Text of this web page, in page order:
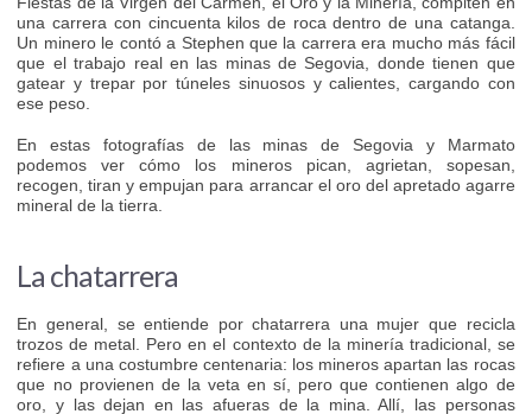
una carrera con cincuenta kilos de roca dentro de una catanga.
Un minero le contó a Stephen que la carrera era mucho más fácil
que el trabajo real en las minas de Segovia, donde tienen que
gatear y trepar por túneles sinuosos y calientes, cargando con
ese peso.
En estas fotografías de las minas de Segovia y Marmato
podemos ver cómo los mineros pican, agrietan, sopesan,
recogen, tiran y empujan para arrancar el oro del apretado agarre
mineral de la tierra.
La chatarrera
En general, se entiende por chatarrera una mujer que recicla
trozos de metal. Pero en el contexto de la minería tradicional, se
refiere a una costumbre centenaria: los mineros apartan las rocas
que no provienen de la veta en sí, pero que contienen algo de
oro, y las dejan en las afueras de la mina. Allí, las personas